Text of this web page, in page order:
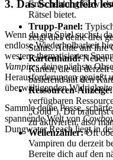
Entscheidung
Rätsel bietet.
Wenn du ein Spiel suchst,
endlose Wiederholbarkeit
western-thematisierten
Vampiresdeine nächste
Herausforderungen genießt
überwältigenden
Sammle deine Posse,
spannende Welt von
Dungwater Reach liegt in
3. Das Schlachtfeld
Trupp-Panel:
zeigt dies deine drei
Status. Achte auf ihre
Kartenhand:Neben
Karten, die du derzeit
basierend auf den
Ressourcen-Anzeige:
verfügbaren
„Gold“). Du brauchst
zu aktivieren, also
Wellenzähler:Oft
Vampiren du derzeit
Bereite dich auf den